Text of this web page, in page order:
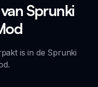
Sprunki
is in de Sprunki